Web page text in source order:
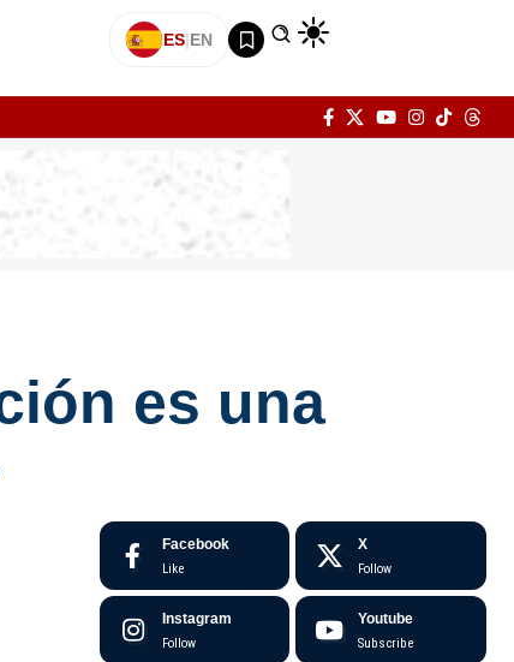
ES|EN
es una
Facebook
Like
X
Follow
Instagram
Follow
Youtube
Subscribe